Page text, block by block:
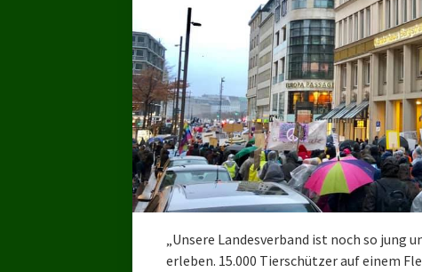
„Unsere Landesverband ist noch so jung
erleben. 15.000 Tierschützer auf einem